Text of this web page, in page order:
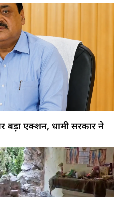
बड़ा एक्शन, धामी सरकार ने